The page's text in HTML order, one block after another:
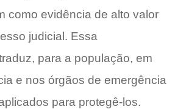
como evidência de alto valor
judicial. Essa
para a população, em
e nos órgãos de emergência
para protegê-los.